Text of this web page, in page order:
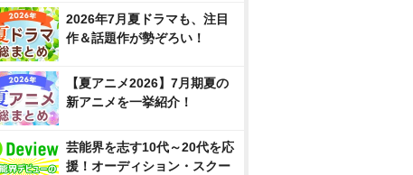
2026年7月夏ドラマも、注目
作＆話題作が勢ぞろい！
【夏アニメ2026】7月期夏の
新アニメを一挙紹介！
芸能界を志す10代～20代を応
援！オーディション・スクー